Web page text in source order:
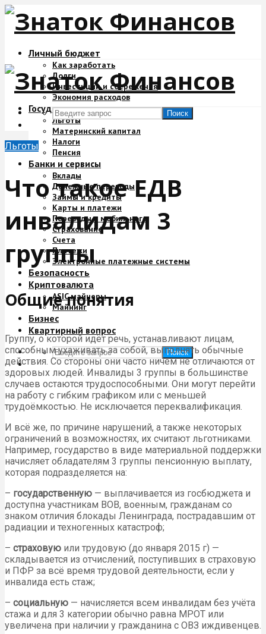
Личный бюджет
Как заработать
Долги
Инвестиции и сбережения
Экономия расходов
Государство и деньги
Льготы
Материнский капитал
Налоги
Пенсия
Банки и сервисы
Вклады
Денежные переводы
Займы и кредиты
Карты и платежи
Переводы с мобильного
Страхование
Счета
Платежи
Электронные платежные системы
Безопасность
Криптовалюта
ASIC майнеры
Майнинг
Бизнес
Квартирный вопрос
Поиск
Поиск
Льготы
Что такое ЕДВ
инвалидам 3
группы
Общие понятия
Группу, о которой идёт речь, устанавливают лицам,
способным ухаживать за собой, выполнять обычные
действия. Со стороны они часто ничем не отличаются от
здоровых людей. Инвалиды 3 группы в большинстве
случаев остаются трудоспособными. Они могут перейти
на работу с гибким графиком или с меньшей
трудоёмкостью. Не исключается переквалификация.
И всё же, по причине нарушений, а также некоторых
ограничений в возможностях, их считают льготниками.
Например, государство в виде материальной поддержки
начисляет обладателям 3 группы пенсионную выплату,
которая подразделяется на:
– государственную — выплачивается из госбюджета и
доступна участникам ВОВ, военным, гражданам со
знаком отличия блокады Ленинграда, пострадавшим от
радиации и техногенных катастроф;
– страховую или трудовую (до января 2015 г) —
складывается из отчислений, поступивших в страховую
и ПФР за всё время трудовой деятельности, если у
инвалида есть стаж;
– социальную — начисляется всем инвалидам без учёта
стажа и для 3 категории обычно равна МРОТ или
увеличена при наличии у гражданина с ОВЗ иждивенцев.